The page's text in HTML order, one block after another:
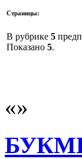
Страницы:
В рубрике 5
Показано 5.